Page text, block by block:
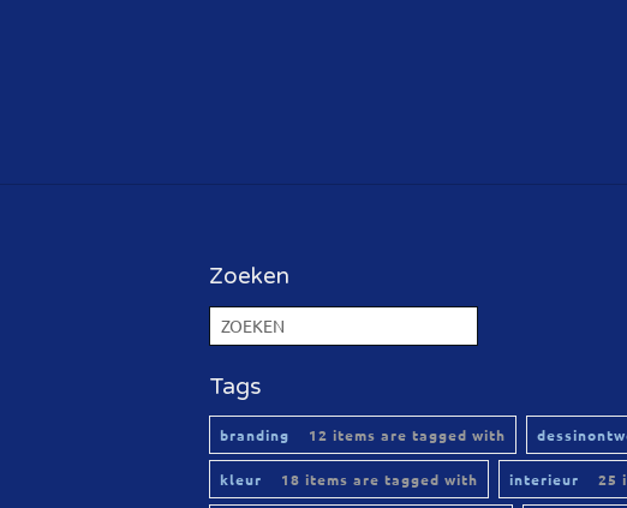
Zoeken
Tags
branding 12 items are tagged with
kleur 18 items are tagged with interieur 25